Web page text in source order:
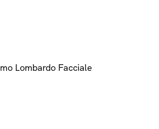
Lombardo Facciale